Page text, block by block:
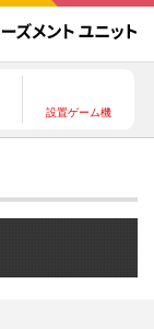
設置ゲーム機